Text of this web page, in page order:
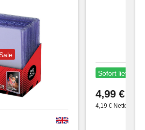
Sofort lieferbar
4,99 €
4,19 € Netto